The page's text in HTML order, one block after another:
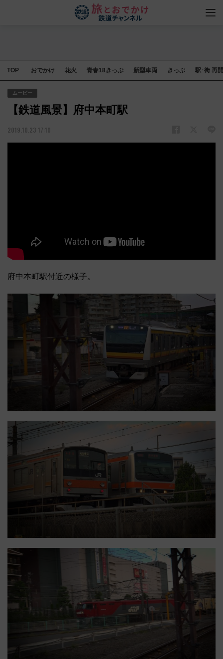
TOP おでかけ 花火 青春18きっぷ 新型車両 きっぷ 駅･街 再
ムービー
【鉄道風景】府中本町駅
2019.10.23 17:10
府中本町駅付近の様子。